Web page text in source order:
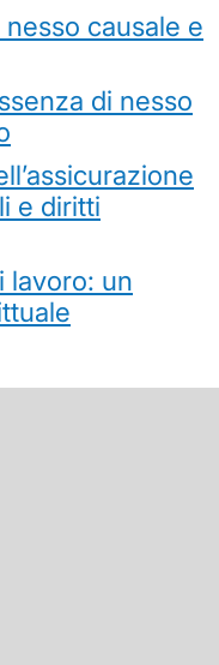
causale e
di nesso
e diritti
lavoro: un